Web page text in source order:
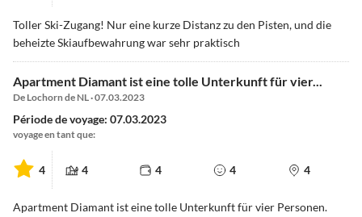
Toller Ski-Zugang! Nur eine kurze Distanz zu den Pisten, und die
beheizte Skiaufbewahrung war sehr praktisch
Apartment Diamant ist eine tolle Unterkunft für vier...
De Lochorn de NL · 07.03.2023
Période de voyage: 07.03.2023
voyage en tant que:
4 4 4 4 4
Apartment Diamant ist eine tolle Unterkunft für vier Personen.